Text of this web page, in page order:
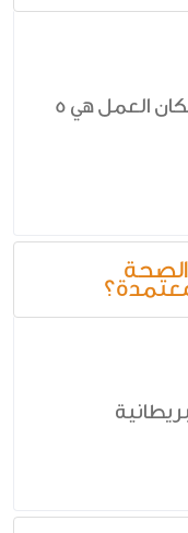
مدة دورة الصحة والسلامة في مكان العمل هي 5